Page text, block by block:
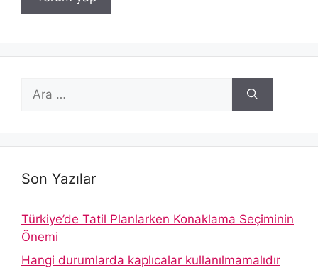
ara
Son Yazılar
Türkiye’de Tatil Planlarken Konaklama Seçiminin
Önemi
Hangi durumlarda kaplıcalar kullanılmamalıdır